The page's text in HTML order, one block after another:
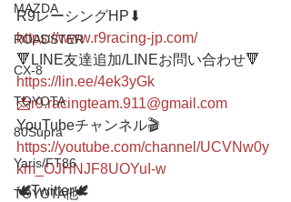
MAZDA
ROADSTER
CX-8
TOYOTA
80Supra
Yaris/FT86
TOYOTA他
R9レーシングHP⬇︎
https://www.r9racing-jp.com/
🔻LINE友達追加/LINEお問い合わせ🔻
https://lin.ee/4ek3yGk
📩r9.racingteam.911@gmail.com
YouTubeチャンネル🎬
https://youtube.com/channel/UCVNw0y
km_OJHNJF8UOYuI-w
🕊Twitter🕊